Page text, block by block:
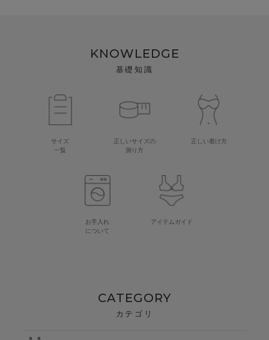
KNOWLEDGE
基礎知識
サイズ
一覧
正しいサイズの
測り方
正しい着け方
お手入れ
について
アイテムガイド
CATEGORY
カテゴリ